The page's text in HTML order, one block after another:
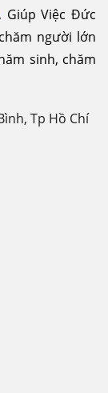
, Giúp Việc Đức
người lớn
sinh, chăm
Tp Hồ Chí